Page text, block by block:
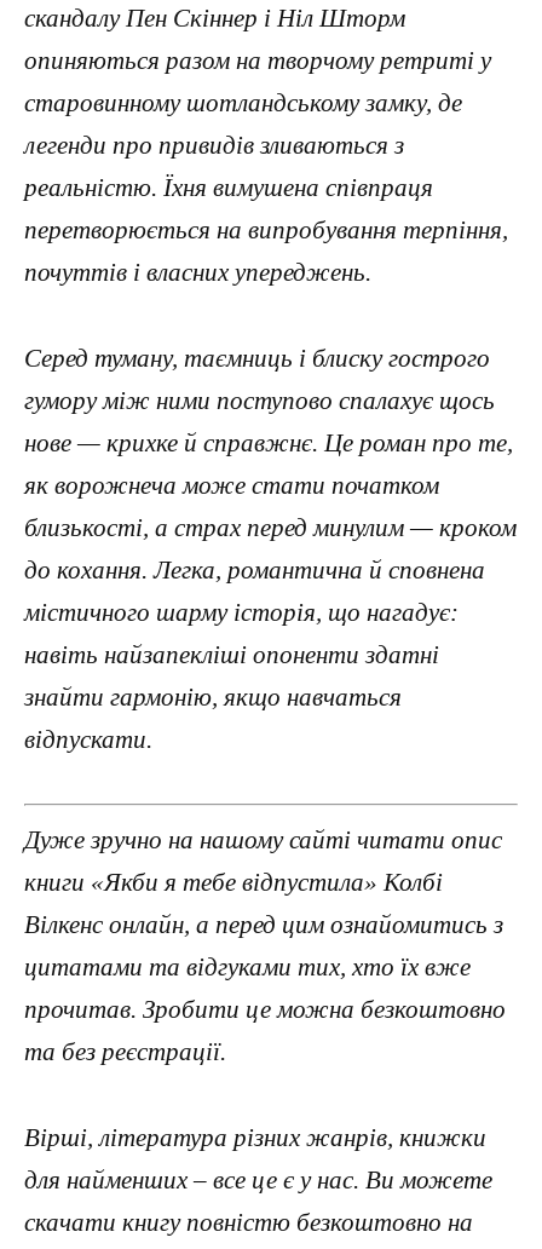
скандалу Пен Скіннер і Ніл Шторм
опиняються разом на творчому ретриті у
старовинному шотландському замку, де
легенди про привидів зливаються з
реальністю. Їхня вимушена співпраця
перетворюється на випробування терпіння,
почуттів і власних упереджень.
Серед туману, таємниць і блиску гострого
гумору між ними поступово спалахує щось
нове — крихке й справжнє. Це роман про те,
як ворожнеча може стати початком
близькості, а страх перед минулим — кроком
до кохання. Легка, романтична й сповнена
містичного шарму історія, що нагадує:
навіть найзапекліші опоненти здатні
знайти гармонію, якщо навчаться
відпускати.
Дуже зручно на нашому сайті читати опис
книги «Якби я тебе відпустила» Колбі
Вілкенс онлайн, а перед цим ознайомитись з
цитатами та відгуками тих, хто їх вже
прочитав. Зробити це можна безкоштовно
та без реєстрації.
Вірші, література різних жанрів, книжки
для найменших – все це є у нас. Ви можете
скачати книгу повністю безкоштовно на